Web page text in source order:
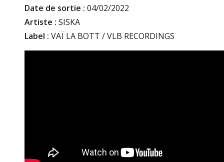
Date de sortie : 04/02/2022
Artiste : SISKA
Label : VAÏ LA BOTT / VLB RECORDINGS